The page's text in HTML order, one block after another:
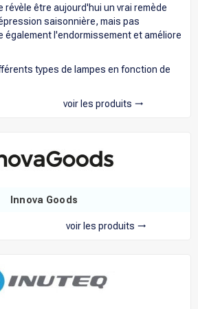
révèle être aujourd'hui un vrai remède
saisonnière, mais pas
également l'endormissement et améliore
types de lampes en fonction de
voir les produits trending_flat
Innova Goods
voir les produits trending_flat